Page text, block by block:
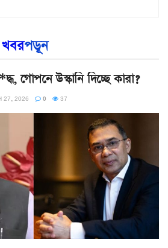
পড়ূন
গোপনে উস্কানি দিচ্ছে কারা?
27, 2026 0 37